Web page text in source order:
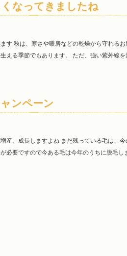
なってきましたね
す 秋は、寒さや暖房などの乾燥から守れる
える季節でもあります。 ただ、強い紫外線
ンペーン
産、成長しますよね まだ残っている毛は、
さが必要ですので今ある毛は今年のう